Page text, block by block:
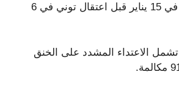
تم استخدام أوامر في 15 يناير قبل اعتقال توني في 6
تشمل الاعتداء المشدد على الخنق